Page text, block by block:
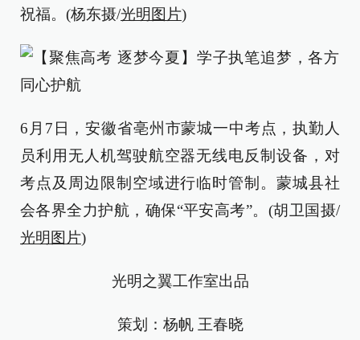
祝福。(杨东摄/光明图片)
6月7日，安徽省亳州市蒙城一中考点，执勤人
员利用无人机驾驶航空器无线电反制设备，对
考点及周边限制空域进行临时管制。蒙城县社
会各界全力护航，确保“平安高考”。(胡卫国摄/
光明图片)
光明之翼工作室出品
策划：杨帆 王春晓